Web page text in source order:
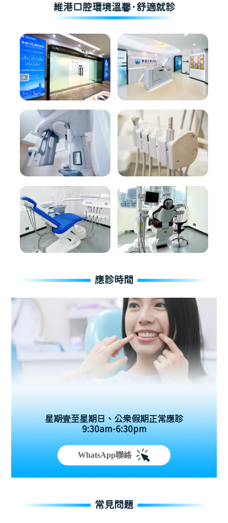
維港口腔環境溫馨·舒適就診
應診時間
星期壹至星期日、公眾假期正常應診
9:30am-6:30pm
WhatsApp聯絡
常見問題